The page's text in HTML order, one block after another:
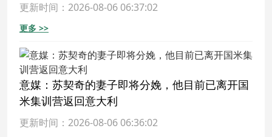
更新时间：2026-08-06 06:37:02
更多 >>
意媒：苏契奇的妻子即将分娩，他目前已离开国
米集训营返回意大利
更新时间：2026-08-06 06:36:02